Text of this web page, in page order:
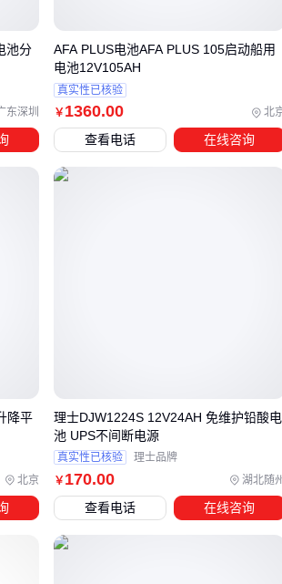
电效率提升20%
总拥有成本。例如物流仓储用的叉车电
100次，年均折旧成本就能降低8%。
酸电池的替代方案
能量的场景，混合使用不同电池体系正在
用应急电源常采用铅酸电池为主、
需要哪些配套设备？
，这些配套设备往往被低估：
东深圳
池分
￥ 1360.00 北
AFA PLUS电池AFA PLUS 105启动船用
电池12V105AH
真实性已核验
查看电话 在线咨询
北京
降平
￥ 170.00 湖北随
理士DJW1224S 12V24AH 免维护铅酸电
池 UPS不间断电源
真实性已核验 理士品牌
查看电话 在线咨询